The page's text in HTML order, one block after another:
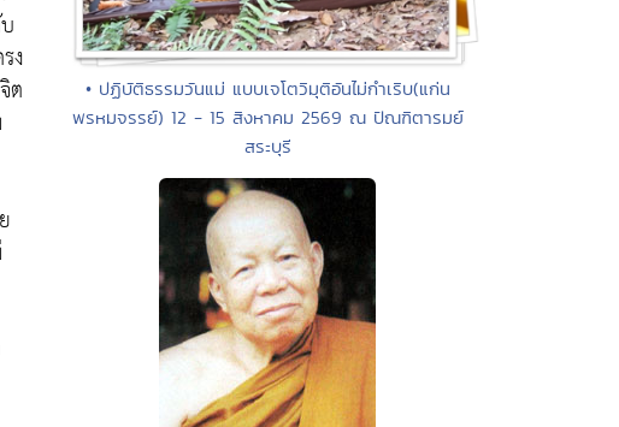
ง
ต
• ปฏิบัติธรรมวันแม่ แบบเจโตวิมุติอันไม่กำเริบ(แก่น
พรหมจรรย์) 12 - 15 สิงหาคม 2569 ณ ปัณฑิตารมย์
สระบุรี